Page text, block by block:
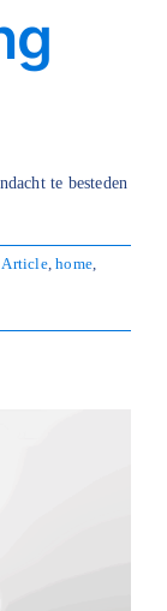
te besteden
Article,home